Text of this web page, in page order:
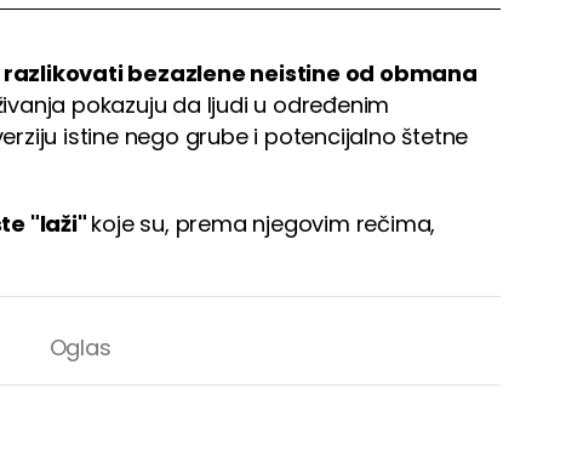
bezazlene neistine od obmana
pokazuju da ljudi u određenim
istine nego grube i potencijalno štetne
"laži"koje su, prema njegovim rečima,